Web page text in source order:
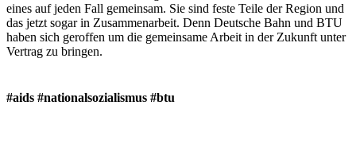
eines auf jeden Fall gemeinsam. Sie sind feste Teile der Region und
das jetzt sogar in Zusammenarbeit. Denn Deutsche Bahn und BTU
haben sich geroffen um die gemeinsame Arbeit in der Zukunft unter
Vertrag zu bringen.
#aids #nationalsozialismus #btu